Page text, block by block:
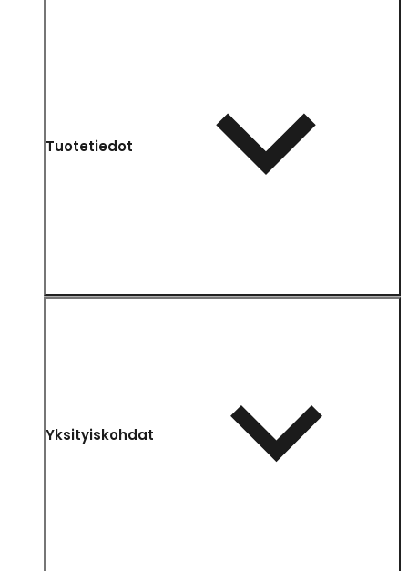
Tuotetiedot
Yksityiskohdat